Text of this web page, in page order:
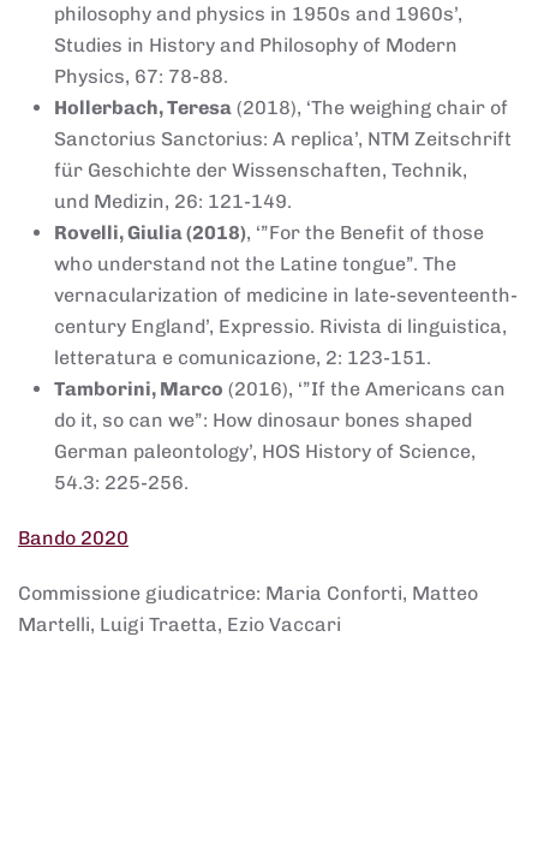
philosophy and physics in 1950s and 1960s’,
Studies in History and Philosophy of Modern
Physics, 67: 78-88.
Hollerbach, Teresa (2018), ‘The weighing chair of
Sanctorius Sanctorius: A replica’, NTM Zeitschrift
für Geschichte der Wissenschaften, Technik,
und Medizin, 26: 121-149.
Rovelli, Giulia (2018), ‘”For the Benefit of those
who understand not the Latine tongue”. The
vernacularization of medicine in late-seventeenth-
century England’, Expressio. Rivista di linguistica,
letteratura e comunicazione, 2: 123-151.
Tamborini, Marco (2016), ‘”If the Americans can
do it, so can we”: How dinosaur bones shaped
German paleontology’, HOS History of Science,
54.3: 225-256.
Bando 2020
Commissione giudicatrice: Maria Conforti, Matteo
Martelli, Luigi Traetta, Ezio Vaccari